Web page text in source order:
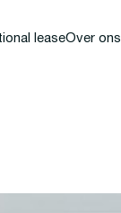
leaseOver ons